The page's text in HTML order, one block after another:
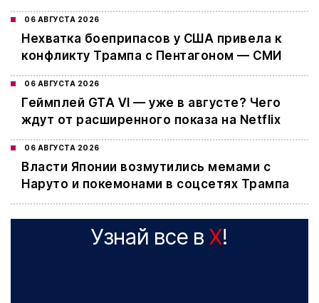
06 АВГУСТА 2026
Нехватка боеприпасов у США привела к
конфликту Трампа с Пентагоном — СМИ
06 АВГУСТА 2026
Геймплей GTA VI — уже в августе? Чего
ждут от расширенного показа на Netflix
06 АВГУСТА 2026
Власти Японии возмутились мемами с
Наруто и покемонами в соцсетях Трампа
Узнай все в X!